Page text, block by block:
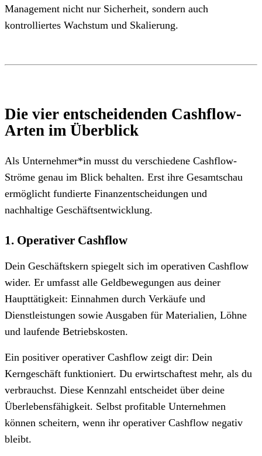
Management nicht nur Sicherheit, sondern auch
kontrolliertes Wachstum und Skalierung.
Die vier entscheidenden Cashflow-
Arten im Überblick
Als Unternehmer*in musst du verschiedene Cashflow-
Ströme genau im Blick behalten. Erst ihre Gesamtschau
ermöglicht fundierte Finanzentscheidungen und
nachhaltige Geschäftsentwicklung.
1. Operativer Cashflow
Dein Geschäftskern spiegelt sich im operativen Cashflow
wider. Er umfasst alle Geldbewegungen aus deiner
Haupttätigkeit: Einnahmen durch Verkäufe und
Dienstleistungen sowie Ausgaben für Materialien, Löhne
und laufende Betriebskosten.
Ein positiver operativer Cashflow zeigt dir: Dein
Kerngeschäft funktioniert. Du erwirtschaftest mehr, als du
verbrauchst. Diese Kennzahl entscheidet über deine
Überlebensfähigkeit. Selbst profitable Unternehmen
können scheitern, wenn ihr operativer Cashflow negativ
bleibt.